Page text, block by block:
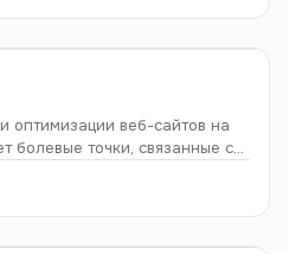
оптимизации веб-сайтов на
болевые точки, связанные с